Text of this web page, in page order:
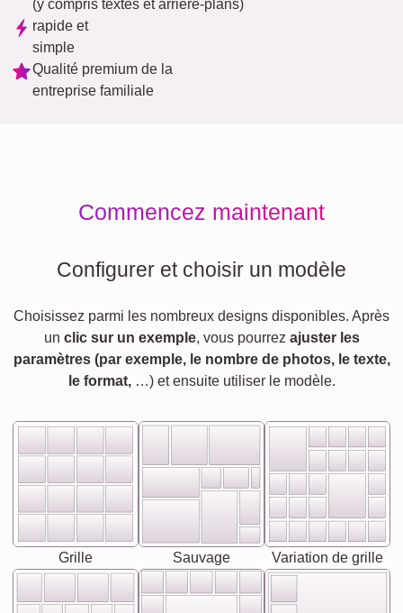
(y compris textes et arrière-plans)
rapide et
simple
Qualité premium de la
entreprise familiale
Commencez maintenant
Configurer et choisir un modèle
Choisissez parmi les nombreux designs disponibles. Après
un clic sur un exemple, vous pourrez ajuster les
paramètres (par exemple, le nombre de photos, le texte,
le format,…) et ensuite utiliser le modèle.
Grille Sauvage Variation de grille